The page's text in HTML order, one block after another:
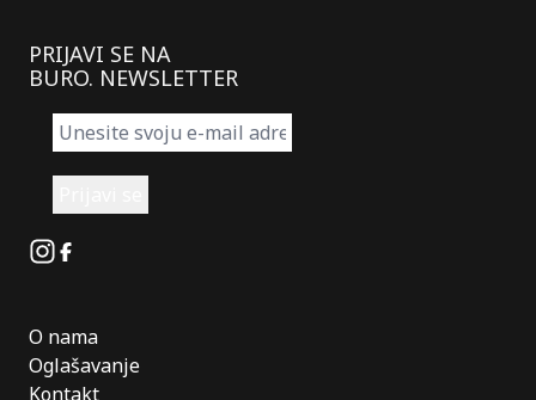
PRIJAVI SE NA
BURO. NEWSLETTER
Instagram
Facebook
O nama
Oglašavanje
Kontakt